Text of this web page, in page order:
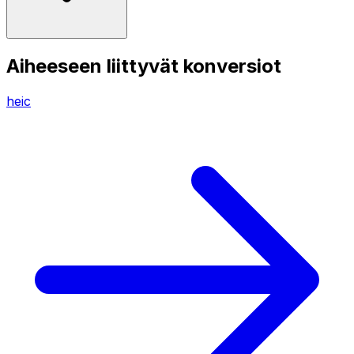
Aiheeseen liittyvät konversiot
heic